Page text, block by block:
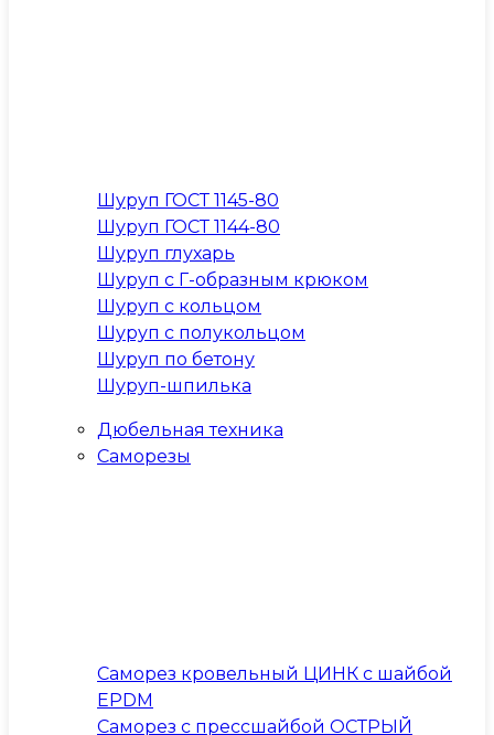
Шуруп ГОСТ 1145-80
Шуруп ГОСТ 1144-80
Шуруп глухарь
Шуруп с Г-образным крюком
Шуруп с кольцом
Шуруп с полукольцом
Шуруп по бетону
Шуруп-шпилька
Дюбельная техника
Саморезы
Саморез кровельный ЦИНК с шайбой
EPDM
Саморез с прессшайбой ОСТРЫЙ